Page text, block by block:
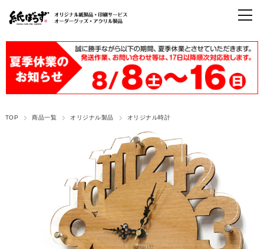
TOP 商品一覧 オリジナル製品 オリジナル時計